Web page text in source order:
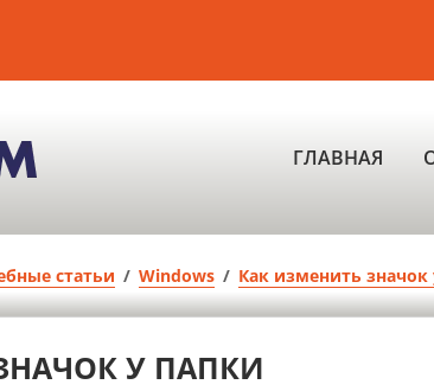
ГЛАВНАЯ
статьи / Windows / Как изменить значок
У ПАПКИ